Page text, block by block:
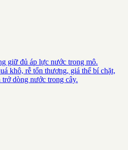
giữ đủ áp lực nước trong mô.
khô, rễ tổn thương, giá thể bí chặt,
trở dòng nước trong cây.